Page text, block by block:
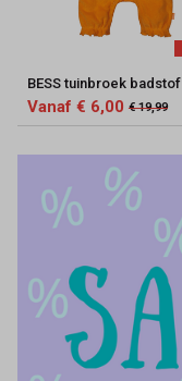
BESS tuinbroek badstof
Vanaf € 6,00 € 19,99